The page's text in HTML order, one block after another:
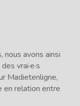
nous avons ainsi
vrai·e·s
Madietenligne,
en relation entre